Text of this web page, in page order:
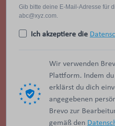
Gib bitte deine E-Mail-Adresse für
abc@xyz.com.
Ich akzeptiere die
Wir verwenden
Plattform. Indem
erklärst du dich
angegebenen
Brevo zur
gemäß den